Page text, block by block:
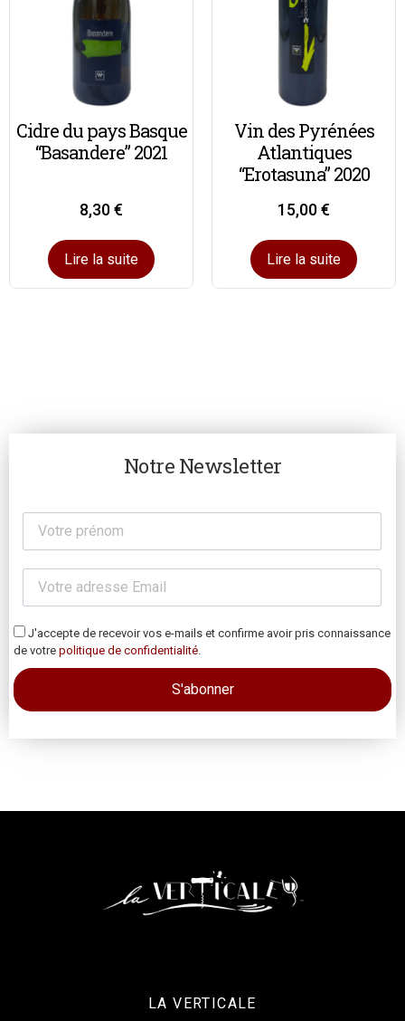
Cidre du pays Basque
“Basandere” 2021
8,30€
Lire la suite
Vin des Pyrénées
Atlantiques
“Erotasuna” 2020
15,00€
Lire la suite
Notre Newsletter
J'accepte de recevoir vos e-mails et confirme avoir pris connaissance
de votre politique de confidentialité.
LA VERTICALE